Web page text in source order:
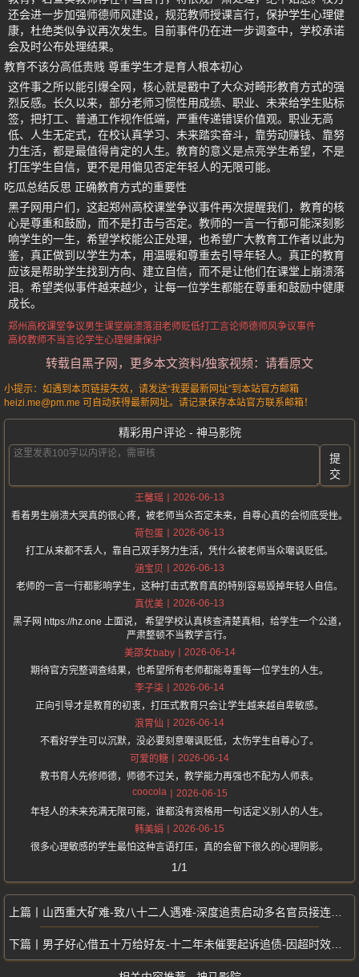
还会进一步加强师德师风建设，规范教师授课言行，保护学生心理健
康，杜绝类似争议再次发生。目前事件仍在进一步调查中，学校承诺
会及时公布处理结果。
教育不该分高低贵贱 尊重学生才是育人根本初心
这件事之所以能引爆全网，核心就是戳中了大众对畸形教育方式的强
烈反感。长久以来，部分老师习惯性用成绩、职业、未来给学生贴标
签，把打工、普通工作视作低端，严重传递错误价值观。职业无高
低、人生无定式，在校认真学习、未来踏实奋斗，靠劳动赚钱、靠努
力生活，都是最值得肯定的人生。教育的意义是点亮学生希望，不是
打压学生自信，更不是用偏见否定年轻人的无限可能。
吃瓜总结反思 正确教育方式的重要性
黑子网用户们，这起郑州高校课堂争议事件再次提醒我们，教育的核
心是尊重和鼓励，而不是打击与否定。教师的一言一行都可能深刻影
响学生的一生，希望学校能公正处理，也希望广大教育工作者以此为
鉴，真正做到以学生为本，用温暖和尊重去引导年轻人。真正的教育
应该是帮助学生找到方向、建立自信，而不是让他们在课堂上崩溃落
泪。希望类似事件越来越少，让每一位学生都能在尊重和鼓励中健康
成长。
郑州高校课堂争议男生课堂崩溃落泪老师贬低打工言论师德师风争议事件
高校教师不当言论学生心理健康保护
转载自黑子网，更多本文资料/独家视频：请看原文
小提示：如遇到本页链接失效，请发送“我要最新网址”到本站官方邮箱
heizi.me@pm.me 可自动获得最新网址。请记录保存本站官方联系邮箱！
精彩用户评论 - 神马影院
提
交
王馨瑶
2026-06-13
看着男生崩溃大哭真的很心疼，被老师当众否定未来，自尊心真的会彻底受挫。
荷包蛋
2026-06-13
打工从来都不丢人，靠自己双手努力生活，凭什么被老师当众嘲讽贬低。
涵宝贝
2026-06-13
老师的一言一行都影响学生，这种打击式教育真的特别容易毁掉年轻人自信。
真优美
2026-06-13
黑子网 https://hz.one 上面说， 希望学校认真核查清楚真相，给学生一个公道，
严肃整顿不当教学言行。
美邵女baby
2026-06-14
期待官方完整调查结果，也希望所有老师都能尊重每一位学生的人生。
李子柒
2026-06-14
正向引导才是教育的初衷，打压式教育只会让学生越来越自卑敏感。
浪胃仙
2026-06-14
不看好学生可以沉默，没必要刻意嘲讽贬低，太伤学生自尊心了。
可爱的糖
2026-06-14
教书育人先修师德，师德不过关，教学能力再强也不配为人师表。
coocola
2026-06-15
年轻人的未来充满无限可能，谁都没有资格用一句话定义别人的人生。
韩美娟
2026-06-15
很多心理敏感的学生最怕这种言语打压，真的会留下很久的心理阴影。
1/1
山西重大矿难-致八十二人遇难-深度追责启动多名官员接连落马问责
男子好心借五十万给好友-十二年未催要起诉追债-因超时效被法院驳回